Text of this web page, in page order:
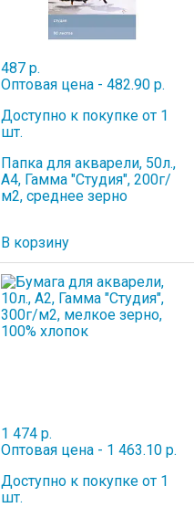
487 р.
Оптовая цена - 482.90 р.
Доступно к покупке от 1
шт.
Папка для акварели, 50л.,
А4, Гамма "Студия", 200г/
м2, среднее зерно
В корзину
1 474 р.
Оптовая цена - 1 463.10 р.
Доступно к покупке от 1
шт.